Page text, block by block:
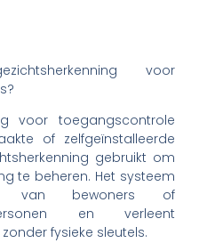
voor
voor toegangscontrole
of zelfgeïnstalleerde
gebruikt om
te beheren. Het systeem
van bewoners of
en verleent
fysieke sleutels.